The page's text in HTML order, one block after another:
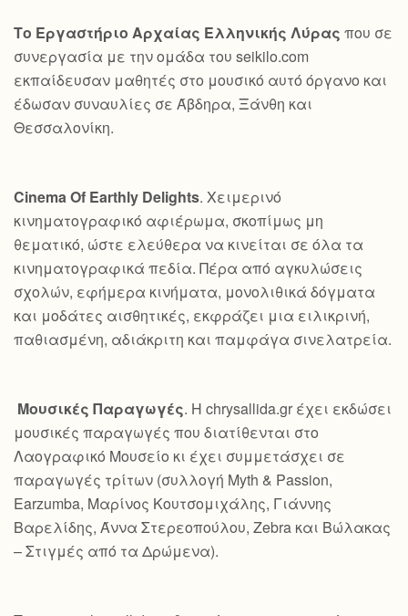
Το Εργαστήριο Αρχαίας Ελληνικής Λύρας που σε
συνεργασία με την ομάδα του seikilo.com
εκπαίδευσαν μαθητές στο μουσικό αυτό όργανο και
έδωσαν συναυλίες σε Άβδηρα, Ξάνθη και
Θεσσαλονίκη.
Cinema Of Earthly Delights. Χειμερινό
κινηματογραφικό αφιέρωμα, σκοπίμως μη
θεματικό, ώστε ελεύθερα να κινείται σε όλα τα
κινηματογραφικά πεδία. Πέρα από αγκυλώσεις
σχολών, εφήμερα κινήματα, μονολιθικά δόγματα
και μοδάτες αισθητικές, εκφράζει μια ειλικρινή,
παθιασμένη, αδιάκριτη και παμφάγα σινελατρεία.
Μουσικές Παραγωγές. Η chrysallida.gr έχει εκδώσει
μουσικές παραγωγές που διατίθενται στο
Λαογραφικό Μουσείο κι έχει συμμετάσχει σε
παραγωγές τρίτων (συλλογή Myth & Passion,
Earzumba, Μαρίνος Κουτσομιχάλης, Γιάννης
Βαρελίδης, Άννα Στερεοπούλου, Zebra και Βώλακας
– Στιγμές από τα Δρώμενα).